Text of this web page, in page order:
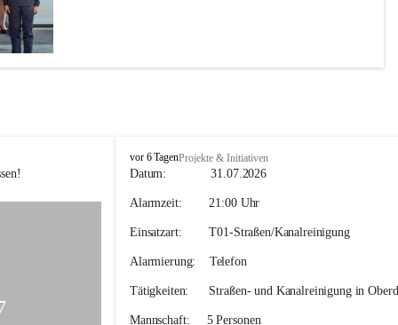
F
F
o
e
n
k
o
l
vor 6 TagenProjekte & Initiativen
Datum: 31.07.2026
Alarmzeit:
        21:00 Uhr
Einsatzart: T01-Straßen/Kanalreinigung
Alarmierung: Telefon
Tätigkeiten:
Straßen- und Kanalreinigung in
Mannschaft:
     5 Personen